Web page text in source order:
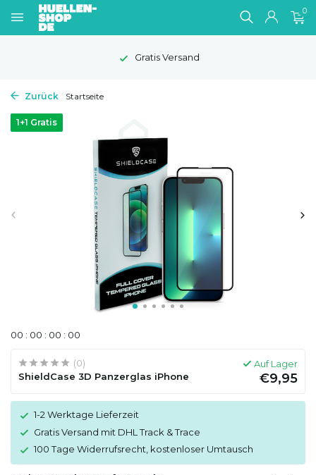
0
Gratis Versand
Zurück Startseite
1+1 Gratis
00 : 00 : 00 : 00
(0)
ShieldCase 3D Panzerglas iPhone
Auf Lager
€9,95
1-2 Werktage Lieferzeit
Gratis Versand mit DHL Track & Trace
100 Tage Widerrufsrecht, kostenloser Umtausch